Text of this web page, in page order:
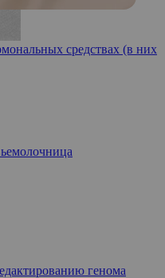
средствах (в них
молочница
генома